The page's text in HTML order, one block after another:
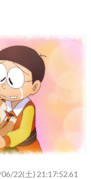
22(土) 21:17:52.61